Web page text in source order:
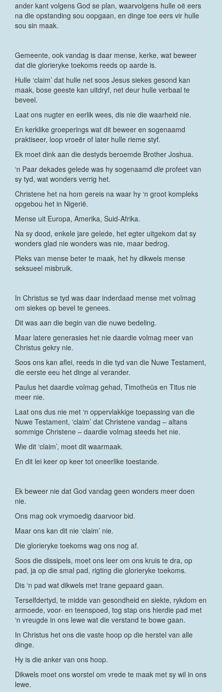
ander kant volgens God se plan, waarvolgens hulle oë eers
na die opstanding sou oopgaan, en dinge toe eers vir hulle
sou sin maak.
Gemeente, ook vandag is daar mense, kerke, wat beweer
dat die glorieryke toekoms reeds op aarde is.
Hulle ‘claim’ dat hulle net soos Jesus siekes gesond kan
maak, bose geeste kan uitdryf, net deur hulle verbaal te
beveel.
Laat ons nugter en eerlik wees, dis nie die waarheid nie.
En kerklike groeperings wat dit beweer en sogenaamd
praktiseer, loop vroeër of later hulle rieme styf.
Ek moet dink aan die destyds beroemde Brother Joshua.
‘n Paar dekades gelede was hy sogenaamd die profeet van
sy tyd, wat wonders verrig het.
Christene het na hom gereis na waar hy ‘n groot kompleks
opgebou het in Nigerië.
Mense uit Europa, Amerika, Suid-Afrika.
Na sy dood, enkele jare gelede, het egter uitgekom dat sy
wonders glad nie wonders was nie, maar bedrog.
Pleks van mense beter te maak, het hy dikwels mense
seksueel misbruik.
In Christus se tyd was daar inderdaad mense met volmag
om siekes op bevel te genees.
Dit was aan die begin van die nuwe bedeling.
Maar latere generasies het nie daardie volmag meer van
Christus gekry nie.
Soos ons kan aflei, reeds in die tyd van die Nuwe Testament,
die eerste eeu het dinge al verander.
Paulus het daardie volmag gehad, Timotheüs en Titus nie
meer nie.
Laat ons dus nie met ‘n oppervlakkige toepassing van die
Nuwe Testament, ‘claim’ dat Christene vandag – altans
sommige Christene – daardie volmag steeds het nie.
Wie dit ‘claim’, moet dit waarmaak.
En dit lei keer op keer tot oneerlike toestande.
Ek beweer nie dat God vandag geen wonders meer doen
nie.
Ons mag ook vrymoedig daarvoor bid.
Maar ons kan dit nie ‘claim’ nie.
Die glorieryke toekoms wag ons nog af.
Soos die dissipels, moet ons leer om ons kruis te dra, op
pad, ja op die smal pad, rigting die glorieryke toekoms.
Dis ‘n pad wat dikwels met trane gepaard gaan.
Terselfdertyd, te midde van gesondheid en siekte, rykdom en
armoede, voor- en teenspoed, tog stap ons hierdie pad met
‘n vreugde in ons lewe wat die verstand te bowe gaan.
In Christus het ons die vaste hoop op die herstel van alle
dinge.
Hy is die anker van ons hoop.
Dikwels moet ons worstel om vrede te maak met sy wil in ons
lewe.